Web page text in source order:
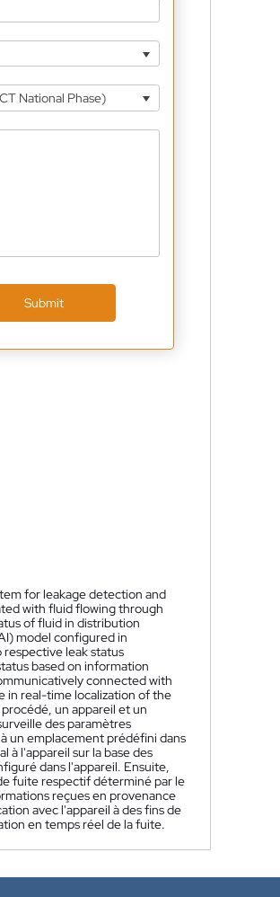
National Phase)
Submit
for leakage detection and
with fluid flowing through
of fluid in distribution
model configured in
leak status
based on information
connected with
in real-time localization of the
un appareil et un
des paramètres
un emplacement prédéfini dans
l'appareil sur la base des
dans l'appareil. Ensuite,
fuite respectif déterminé par le
reçues en provenance
avec l'appareil à des fins de
en temps réel de la fuite.